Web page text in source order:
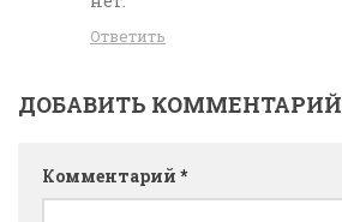
Ответить
ДОБАВИТЬ КОММЕНТАРИЙ
Комментарий *